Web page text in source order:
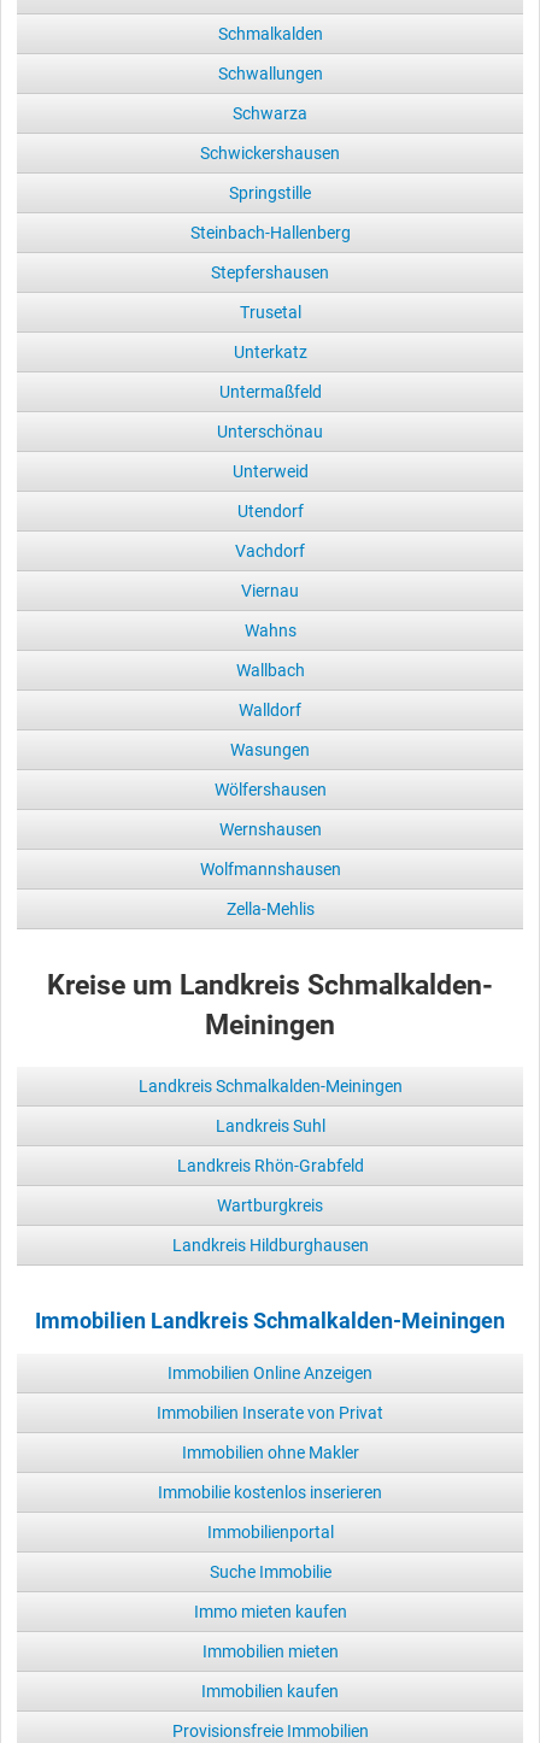
Schmalkalden
Schwallungen
Schwarza
Schwickershausen
Springstille
Steinbach-Hallenberg
Stepfershausen
Trusetal
Unterkatz
Untermaßfeld
Unterschönau
Unterweid
Utendorf
Vachdorf
Viernau
Wahns
Wallbach
Walldorf
Wasungen
Wölfershausen
Wernshausen
Wolfmannshausen
Zella-Mehlis
Kreise um Landkreis Schmalkalden-
Meiningen
Landkreis Schmalkalden-Meiningen
Landkreis Suhl
Landkreis Rhön-Grabfeld
Wartburgkreis
Landkreis Hildburghausen
Immobilien Landkreis Schmalkalden-Meiningen
Immobilien Online Anzeigen
Immobilien Inserate von Privat
Immobilien ohne Makler
Immobilie kostenlos inserieren
Immobilienportal
Suche Immobilie
Immo mieten kaufen
Immobilien mieten
Immobilien kaufen
Provisionsfreie Immobilien